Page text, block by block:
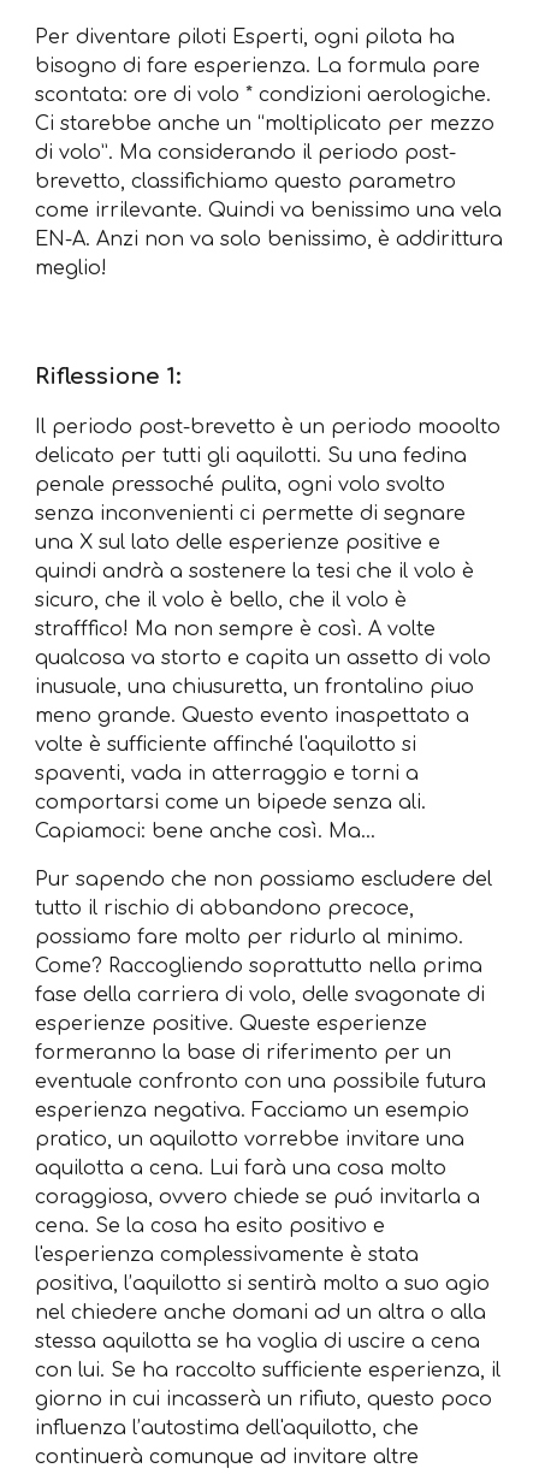
Per diventare piloti Esperti, ogni pilota ha
bisogno di fare esperienza. La formula pare
scontata: ore di volo * condizioni aerologiche.
Ci starebbe anche un “moltiplicato per mezzo
di volo”. Ma considerando il periodo post-
brevetto, classifichiamo questo parametro
come irrilevante. Quindi va benissimo una vela
EN-A. Anzi non va solo benissimo, è addirittura
meglio!
Riflessione 1:
Il periodo post-brevetto è un periodo mooolto
delicato per tutti gli aquilotti. Su una fedina
penale pressoché pulita, ogni volo svolto
senza inconvenienti ci permette di segnare
una X sul lato delle esperienze positive e
quindi andrà a sostenere la tesi che il volo è
sicuro, che il volo è bello, che il volo è
strafffico! Ma non sempre è così. A volte
qualcosa va storto e capita un assetto di volo
inusuale, una chiusuretta, un frontalino piuo
meno grande. Questo evento inaspettato a
volte è sufficiente affinché l'aquilotto si
spaventi, vada in atterraggio e torni a
comportarsi come un bipede senza ali.
Capiamoci: bene anche così. Ma…
Pur sapendo che non possiamo escludere del
tutto il rischio di abbandono precoce,
possiamo fare molto per ridurlo al minimo.
Come? Raccogliendo soprattutto nella prima
fase della carriera di volo, delle svagonate di
esperienze positive. Queste esperienze
formeranno la base di riferimento per un
eventuale confronto con una possibile futura
esperienza negativa. Facciamo un esempio
pratico, un aquilotto vorrebbe invitare una
aquilotta a cena. Lui farà una cosa molto
coraggiosa, ovvero chiede se puó invitarla a
cena. Se la cosa ha esito positivo e
l'esperienza complessivamente è stata
positiva, l’aquilotto si sentirà molto a suo agio
nel chiedere anche domani ad un altra o alla
stessa aquilotta se ha voglia di uscire a cena
con lui. Se ha raccolto sufficiente esperienza, il
giorno in cui incasserà un rifiuto, questo poco
influenza l’autostima dell'aquilotto, che
continuerà comunque ad invitare altre